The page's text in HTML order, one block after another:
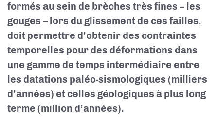
formés au sein de brèches très fines – les
gouges – lors du glissement de ces failles,
doit permettre d’obtenir des contraintes
temporelles pour des déformations dans
une gamme de temps intermédiaire entre
les datations paléo-sismologiques (milliers
d’années) et celles géologiques à plus long
terme (million d’années).